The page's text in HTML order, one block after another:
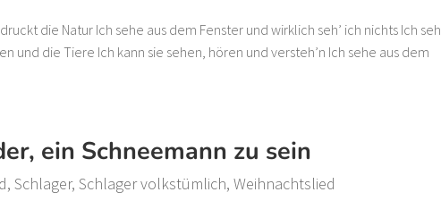
die Natur Ich sehe aus dem Fenster und wirklich seh’ ich nichts Ich
und die Tiere Ich kann sie sehen, hören und versteh’n Ich sehe aus dem
ein Schneemann zu sein
,Schlager,Schlager volkstümlich,Weihnachtslied